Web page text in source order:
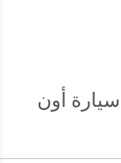
أون